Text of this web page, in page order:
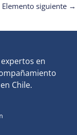
Elemento siguiente →
en
Chile.